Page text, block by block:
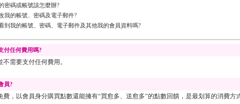
密碼或帳號該怎麼辦?
我的帳號、密碼及電子郵件?
到我的帳號、密碼、電子郵件及其他我的會員資料嗎?
付任何費用嗎?
需要支付任何費用。
員?
費，以會員身分購買點數還能擁有“買愈多、送愈多”的點數回饋，是最划算的消費方